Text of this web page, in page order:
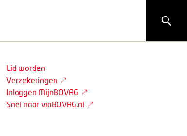
Lid worden
Verzekeringen
Inloggen MijnBOVAG
Snel naar viaBOVAG.nl